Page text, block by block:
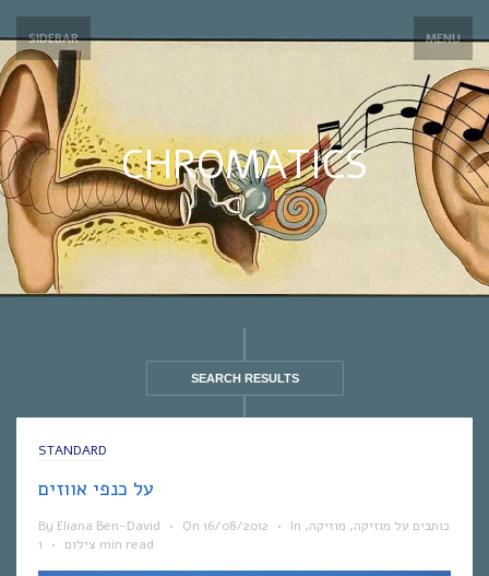
SIDEBAR MENU
CHROMATICS
SEARCH RESULTS
STANDARD
על כנפי אווזים
By Eliana Ben-David • On 16/08/2012 • In כותבים על מוזיקה, מוזיקה,
צילום • 1 min read